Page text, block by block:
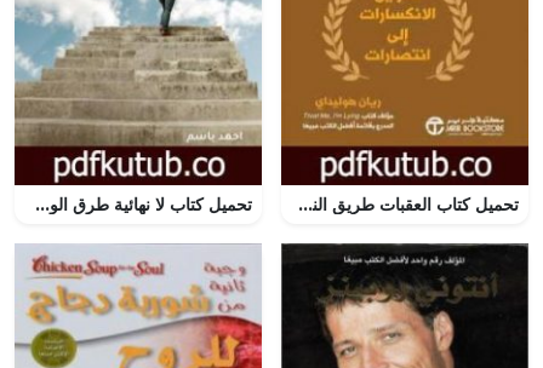
تحميل كتاب العقبات طريق النجاح: تحويل الانكسارات إلى انتصارات PDF تأليف ريان هوليداي مجانا [كامل] تحميل كتاب لا نهائية طرق الوصول PDF تأليف آحمد باسم كامل النيساني مجانا [كامل]